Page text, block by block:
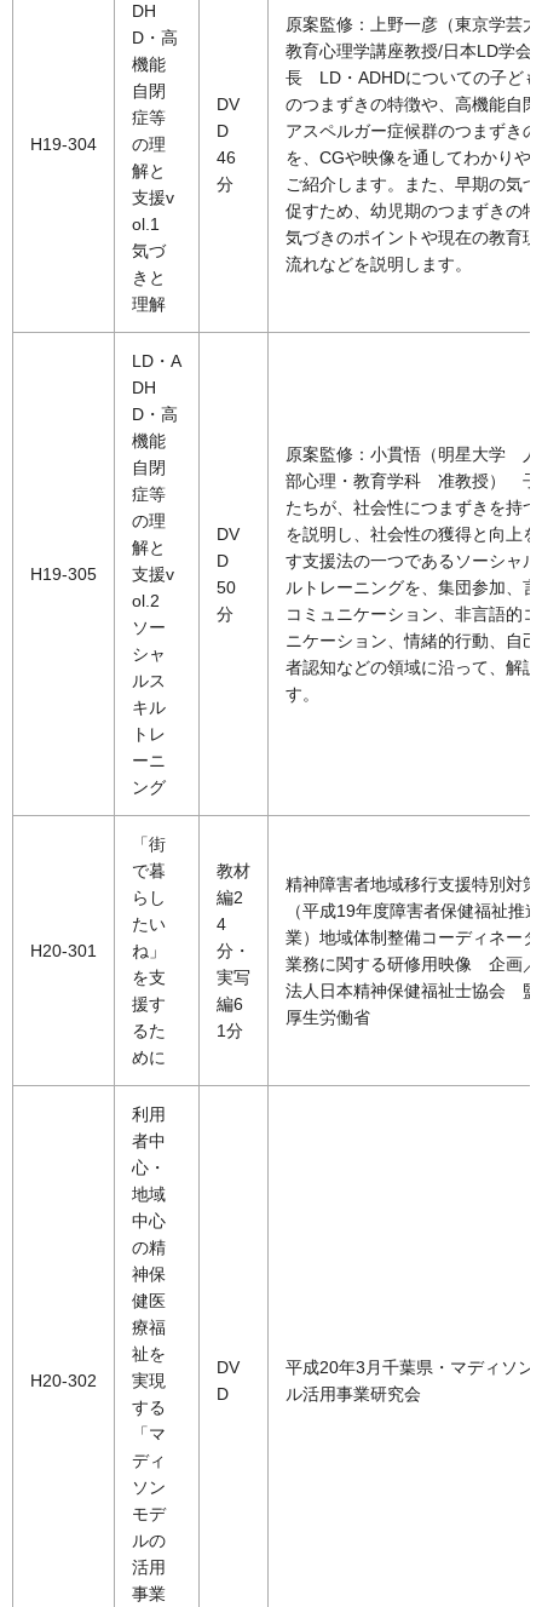
H19-304
DH
D・高
機能
自閉
症等
の理
解と
支援v
ol.1
気づ
きと
理解
DV
D
46
分
原案監修：上野一彦（東京学芸
教育心理学講座教授/日本LD学会
長 LD・ADHDについての子ど
のつまずきの特徴や、高機能自
アスペルガー症候群のつまずき
を、CGや映像を通してわかりや
ご紹介します。また、早期の気
促すため、幼児期のつまずきの
気づきのポイントや現在の教育
流れなどを説明します。
H19-305
LD・A
DH
D・高
機能
自閉
症等
の理
解と
支援v
ol.2
ソー
シャ
ルス
キル
トレ
ーニ
ング
DV
D
50
分
原案監修：小貫悟（明星大学 人
部心理・教育学科 准教授） 子
たちが、社会性につまずきを持
を説明し、社会性の獲得と向上
す支援法の一つであるソーシャ
ルトレーニングを、集団参加、
コミュニケーション、非言語的
ニケーション、情緒的行動、自
者認知などの領域に沿って、解
す。
H20-301
「街
で暮
らし
たい
ね」
を支
援す
るた
めに
教材
編2
4
分・
実写
編6
1分
精神障害者地域移行支援特別対
（平成19年度障害者保健福祉推
業）地域体制整備コーディネー
業務に関する研修用映像 企画／
法人日本精神保健福祉士協会 監
厚生労働省
H20-302
利用
者中
心・
地域
中心
の精
神保
健医
療福
祉を
実現
する
「マ
ディ
ソン
モデ
ルの
活用
事業
DV
D
平成20年3月千葉県・マディソン
ル活用事業研究会